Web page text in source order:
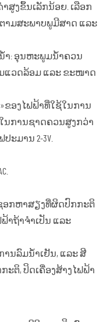
ສູງຂຶ້ນເລັກນ້ອຍ. ເລືອກ
ມສະພາບພູມີສາດ ແລະ
ຳ: ອຸນຫະພູມນ້ຳຄວນ
ມແວດລ້ອມ ແລະ ຂະໜາດ
ຂອງໄຟຟ້າທີ່ໃຊ້ໃນການ
ນການຊາດຄວນສູງກວ່າ
ະມານ 2-3V.
ອກຫາສຽງທີ່ຜິດປົກກະຕິ
າຖ້າຈຳເປັນ ແລະ
ນລົມນ້ຳເຢັນ, ແລະ ສີ
ະຕິ, ປິດເຄື່ອງສ້າງໄຟຟ້າ